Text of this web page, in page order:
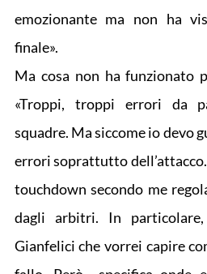
emozionante ma non ha
finale».
Ma cosa non ha funzionato
«Troppi, troppi errori da
squadre. Ma siccome io devo
errori soprattutto
touchdown secondo me
dagli arbitri. In
Gianfelici che vorrei capire